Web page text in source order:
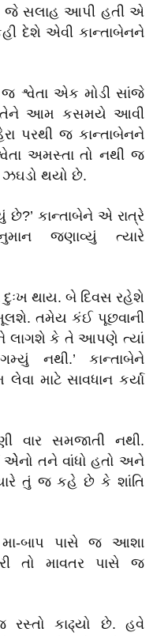
જે સલાહ આપી હતી એ
દેશે એવી કાન્તાબેનને
જ શ્વેતા એક મોડી સાંજે
તેને આમ કસમયે આવી
પરથી જ કાન્તાબેનને
અમસ્તા તો નથી જ
થયો છે.
કાન્તાબેને એ રાત્રે
જણાવ્યું ત્યારે
થાય. બે દિવસ રહેશે
તમેય કંઈ પૂછવાની
લાગશે કે તે આપણે ત્યાં
કાન્તાબેને
માટે સાવધાન કર્યા
વાર સમજાતી નથી.
એેનો તને વાંધો હતો અને
તું જ કહે છે કે શાંતિ
મા-બાપ પાસે જ આશા
તો માવતર પાસે જ
રસ્તો કાઢ્યો છે. હવે